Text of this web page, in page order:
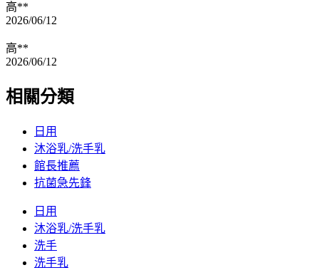
高**
2026/06/12
高**
2026/06/12
相關分類
日用
沐浴乳/洗手乳
館長推薦
抗菌急先鋒
日用
沐浴乳/洗手乳
洗手
洗手乳